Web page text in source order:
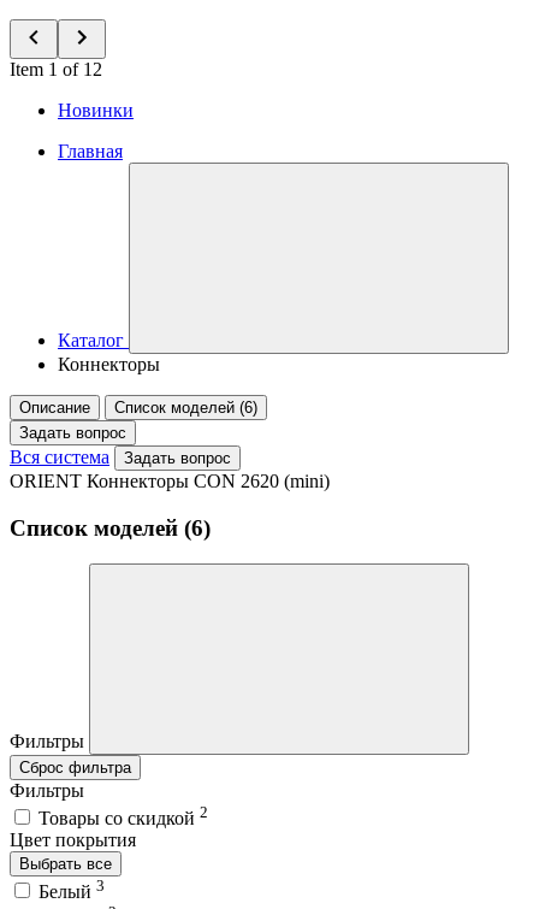
Item 1 of 12
Новинки
Главная
Каталог
Коннекторы
Описание
Список моделей (6)
Задать вопрос
Вся система Задать вопрос
ORIENT Коннекторы CON 2620 (mini)
Список моделей (6)
Фильтры
Сброс фильтра
Фильтры
Товары со скидкой 2
Цвет покрытия
Выбрать все
Белый 3